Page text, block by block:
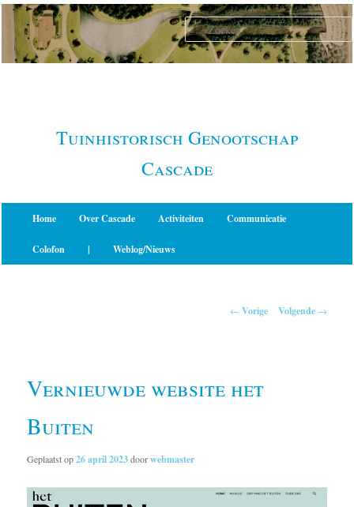
Spring
naar
primaire
Tuinhistorisch Genootschap
Cascade
Home Over Cascade Activiteiten Communicatie
Colofon | Weblog/Nieuws
← Vorige Volgende →
Vernieuwde website het
Buiten
Geplaatst op26 april 2023doorwebmaster